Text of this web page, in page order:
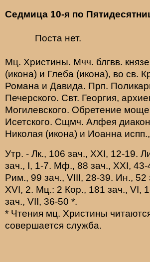
Седмица 10-я по
Поста нет.
Мц. Христины. Мчч. блгвв.
(икона) и Глеба (икона), во св.
Романа и Давида. Прп.
Печерского. Свт. Георгия,
Могилевского. Обретение
Исетского. Сщмч. Алфея
Николая (икона) и Иоанна
Утр. - Лк., 106 зач., XXI, 12-19.
зач., I, 1-7. Мф., 88 зач., XXI, 43-
Рим., 99 зач., VIII, 28-39. Ин., 52
XVI, 2. Мц.: 2 Кор., 181 зач., VI,
зач., VII, 36-50 *.
* Чтения мц. Христины
совершается служба.